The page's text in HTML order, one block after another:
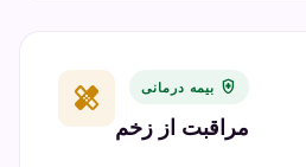
healing health_and_safety بیمه درمانی
مراقبت از زخم